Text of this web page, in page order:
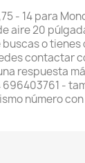
- 14 para
aire 20
o tienes
contactar
respuesta
-
número